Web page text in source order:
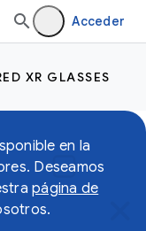
Acceder
XR GLASSES
en la
Deseamos
página de